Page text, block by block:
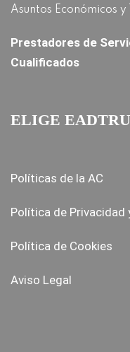
Asuntos Económicos
Prestadores de
Cualificados
ELIGE
Políticas de la AC
Política de
Política de Cookies
Aviso Legal